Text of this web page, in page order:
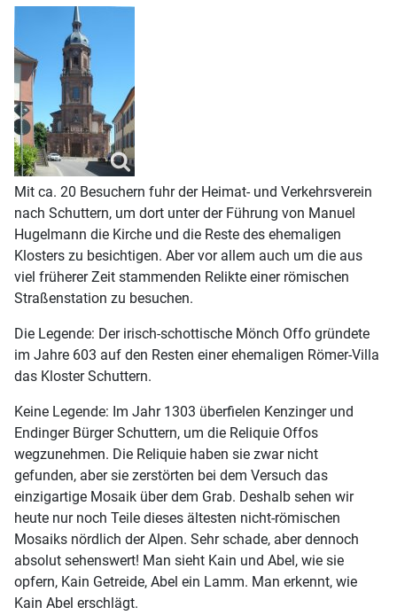
Mit ca. 20 Besuchern fuhr der Heimat- und Verkehrsverein
nach Schuttern, um dort unter der Führung von Manuel
Hugelmann die Kirche und die Reste des ehemaligen
Klosters zu besichtigen. Aber vor allem auch um die aus
viel früherer Zeit stammenden Relikte einer römischen
Straßenstation zu besuchen.
Die Legende: Der irisch-schottische Mönch Offo gründete
im Jahre 603 auf den Resten einer ehemaligen Römer-Villa
das Kloster Schuttern.
Keine Legende: Im Jahr 1303 überfielen Kenzinger und
Endinger Bürger Schuttern, um die Reliquie Offos
wegzunehmen. Die Reliquie haben sie zwar nicht
gefunden, aber sie zerstörten bei dem Versuch das
einzigartige Mosaik über dem Grab. Deshalb sehen wir
heute nur noch Teile dieses ältesten nicht-römischen
Mosaiks nördlich der Alpen. Sehr schade, aber dennoch
absolut sehenswert! Man sieht Kain und Abel, wie sie
opfern, Kain Getreide, Abel ein Lamm. Man erkennt, wie
Kain Abel erschlägt.